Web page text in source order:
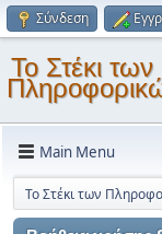
Σύνδεση
Το Στέκι των
Main Menu
Το Στέκι των